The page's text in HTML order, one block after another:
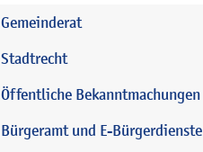
Gemeinderat
Stadtrecht
Öffentliche Bekanntmachungen
Bürgeramt und E-Bürgerdienste